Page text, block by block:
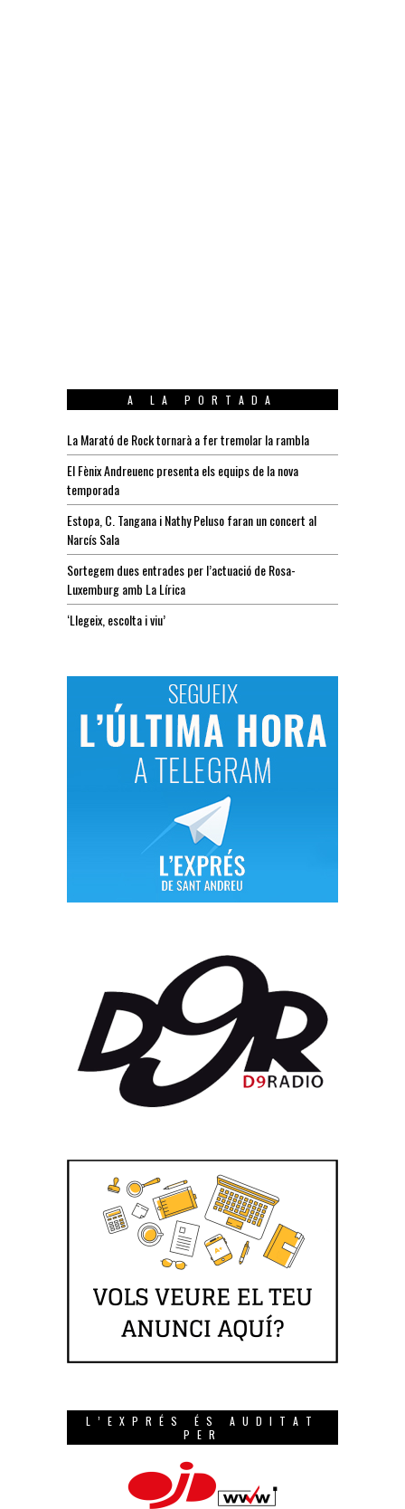
A LA PORTADA
La Marató de Rock tornarà a fer tremolar la rambla
El Fènix Andreuenc presenta els equips de la nova
temporada
Estopa, C. Tangana i Nathy Peluso faran un concert al
Narcís Sala
Sortegem dues entrades per l’actuació de Rosa-
Luxemburg amb La Lírica
‘Llegeix, escolta i viu’
L’EXPRÉS ÉS AUDITAT
PER